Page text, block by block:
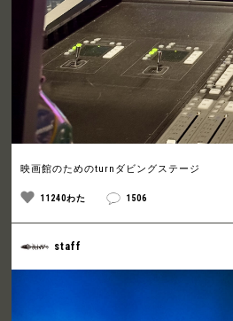
映画館のためのturnダビングステージ
11240わた 1506
staff